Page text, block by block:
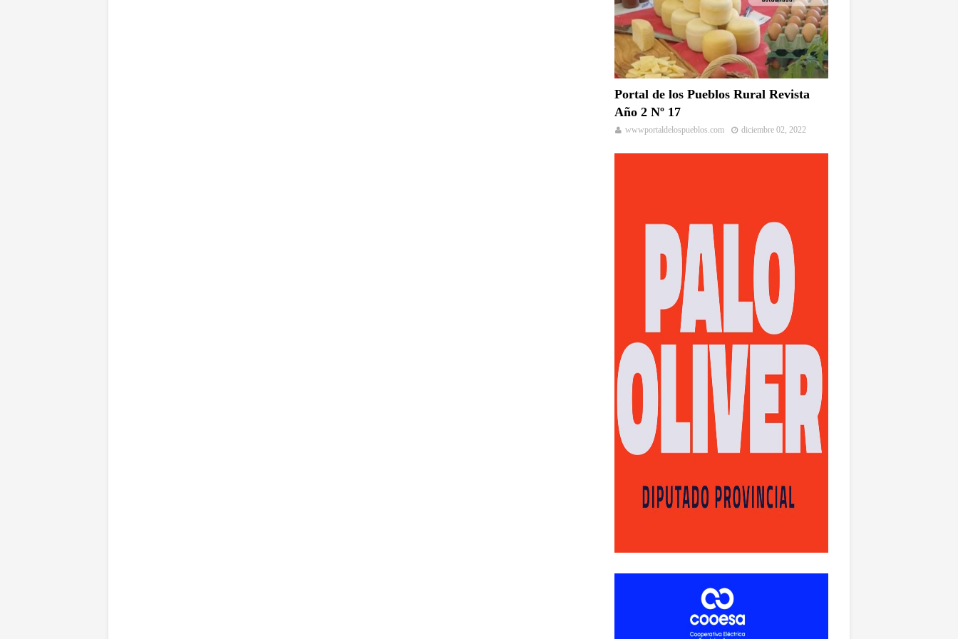
Portal de los Pueblos Rural Revista
Año 2 Nº 17
wwwportaldelospueblos.com diciembre 02, 2022